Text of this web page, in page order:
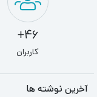
46+
کاربران
آخرین نوشته ها